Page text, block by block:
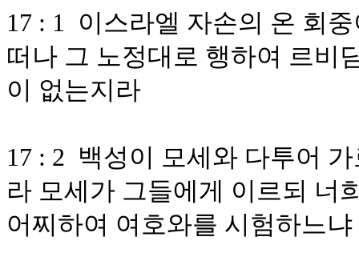
17 : 1 이스라엘 자손의 온 회
떠나 그 노정대로 행하여 르비
이 없는지라
17 : 2 백성이 모세와 다투어
라 모세가 그들에게 이르되 너
어찌하여 여호와를 시험하느냐